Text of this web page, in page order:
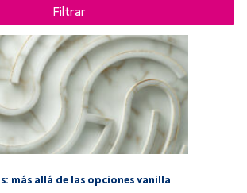
Filtrar
más allá de las opciones vanilla